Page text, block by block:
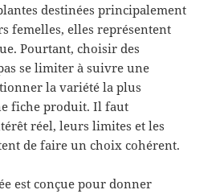
destinées principalement
femelles, elles représentent
Pourtant, choisir des
se limiter à suivre une
la variété la plus
fiche produit. Il faut
réel, leurs limites et les
de faire un choix cohérent.
est conçue pour donner